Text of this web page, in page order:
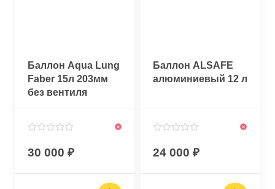
Баллон Aqua Lung
Faber 15л 203мм
без вентиля
30 000
Баллон ALSAFE
алюминиевый 12 л
24 000